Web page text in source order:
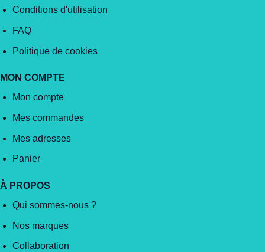
Conditions d'utilisation
FAQ
Politique de cookies
MON COMPTE
Mon compte
Mes commandes
Mes adresses
Panier
À PROPOS
Qui sommes-nous ?
Nos marques
Collaboration